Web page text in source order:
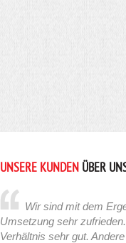
UNSERE KUNDEN ÜBER
Wir sind mit dem
Umsetzung sehr
Verhältnis sehr gut.